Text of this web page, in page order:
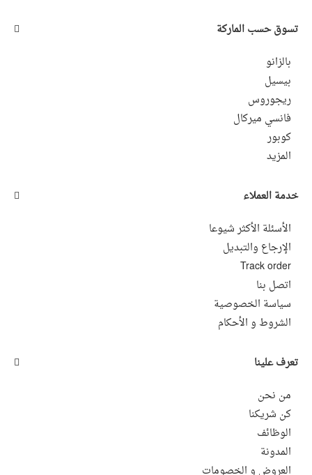
تسوق حسب الماركة
بالزانو
بيسيل
ريجوروس
فانسي ميركال
كوبور
المزيد
خدمة العملاء
الأسئلة الأكثر شيوعا
الإرجاع والتبديل
Track order
اتصل بنا
سياسة الخصوصية
الشروط و اﻷحكام
تعرف علينا
من نحن
كن شريكنا
الوظائف
المدونة
العروض و الخصومات